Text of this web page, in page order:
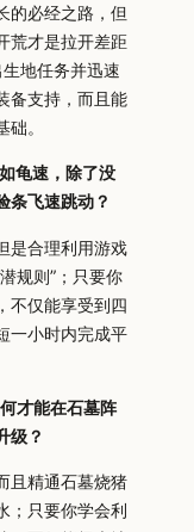
的必经之路，但
荒才是拉开差距
地任务并迅速
备支持，而且能
。
龟速，除了没
条飞速跳动？
是合理利用游戏
规则”；只要你
不仅能享受到四
一小时内完成平
才能在石墓阵
级？
且精通石墓烧猪
；只要你学会利